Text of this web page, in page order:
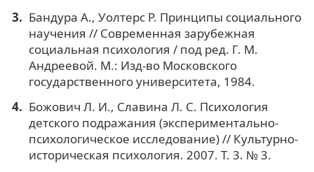
Бандура А., Уолтерс Р. Принципы социального
научения // Современная зарубежная
социальная психология / под ред. Г. М.
Андреевой. М.: Изд-во Московского
государственного университета, 1984.
Божович Л. И., Славина Л. С. Психология
детского подражания (экспериментально-
психологическое исследование) // Культурно-
историческая психология. 2007. Т. 3. № 3.